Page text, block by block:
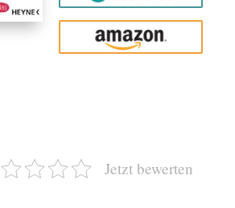
Amazon
Jetzt bewerten